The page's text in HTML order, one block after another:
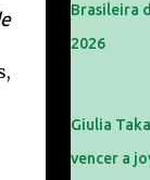
Brasileira
2026
Giulia
vencer a